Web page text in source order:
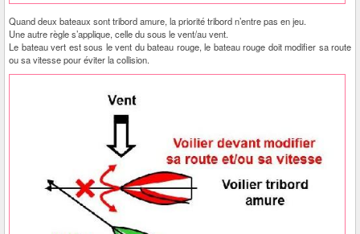
Quand deux bateaux sont tribord amure, la priorité tribord n’entre pas en jeu.
Une autre règle s’applique, celle du sous le vent/au vent.
Le bateau vert est sous le vent du bateau rouge, le bateau rouge doit modifier sa route
ou sa vitesse pour éviter la collision.